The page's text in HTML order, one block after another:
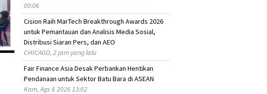
00:06
Cision Raih MarTech Breakthrough Awards 2026
untuk Pemantauan dan Analisis Media Sosial,
Distribusi Siaran Pers, dan AEO
CHICAGO, 2 jam yang lalu
Fair Finance Asia Desak Perbankan Hentikan
Pendanaan untuk Sektor Batu Bara di ASEAN
Kam, Ags 6 2026 13:02